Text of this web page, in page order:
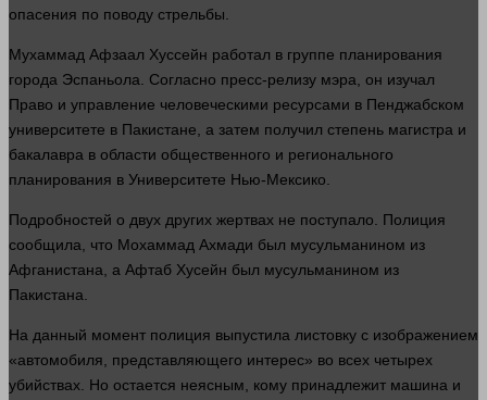
опасения по поводу стрельбы.
Мухаммад Афзаал Хуссейн работал в группе планирования
города Эспаньола. Согласно пресс-релизу мэра, он изучал
Право и управление человеческими ресурсами в Пенджабском
университете в Пакистане, а затем получил степень магистра и
бакалавра в области общественного и регионального
планирования в Университете Нью-Мексико.
Подробностей о двух других жертвах не поступало. Полиция
сообщила, что Мохаммад Ахмади был мусульманином из
Афганистана, а Афтаб Хусейн был мусульманином из
Пакистана.
На данный момент полиция выпустила листовку с изображением
«автомобиля, представляющего интерес» во всех четырех
убийствах. Но остается неясным, кому принадлежит машина и